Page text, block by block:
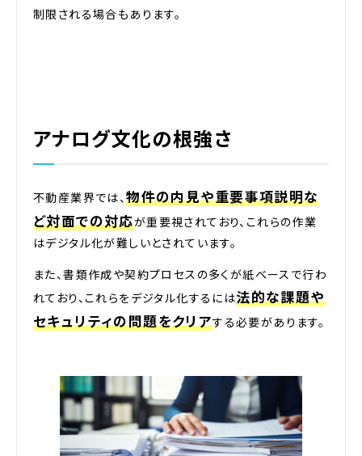
制限される場合もあります。
アナログ文化の根強さ
不動産業界では、物件の内見や重要事項説明な
ど対面での対応が重要視されており、これらの作業
はデジタル化が難しいとされています。
また、書類作成や契約プロセスの多くが紙ベースで行わ
れており、これらをデジタル化するには法的な課題や
セキュリティの問題をクリアする必要があります。